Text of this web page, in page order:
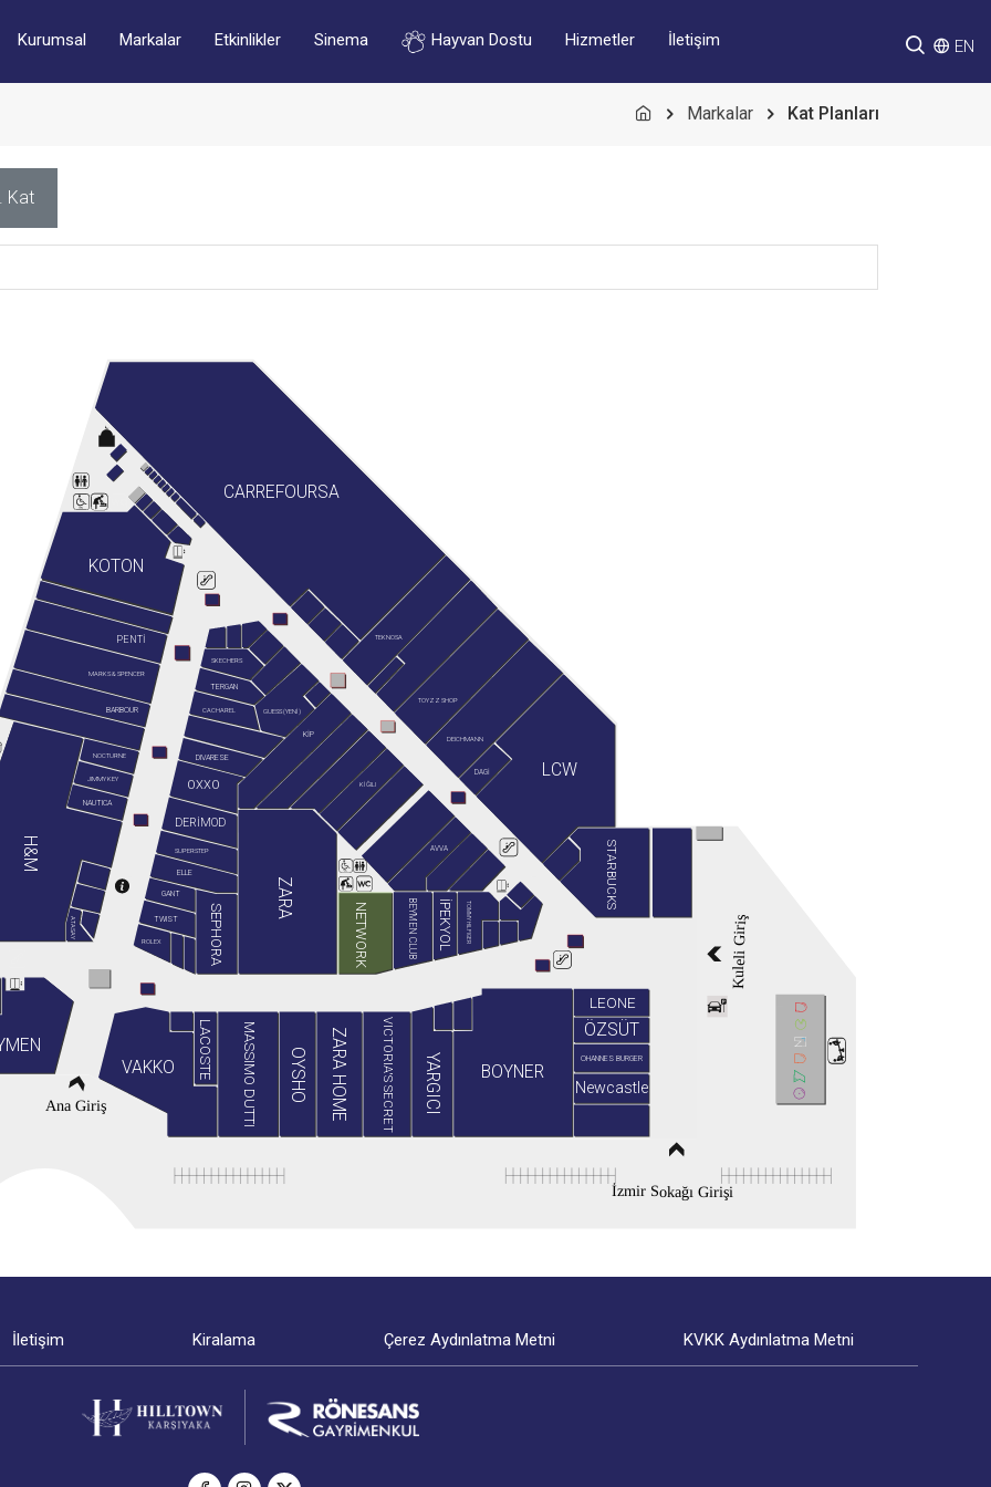
Kurumsal Markalar Etkinlikler Sinema Hayvan Dostu Hizmetler İletişim EN
Markalar Kat Planları
Kat
Ana Giriş
İzmir Sokağı Girişi
Kuleli Giriş
ATASAY
AVVA
BARBOUR
BEYMEN CLUB
BOYNER
CACHAREL
CARREFOURSA
DAGİ
DEICHMANN
DERİMOD
DIVARESE
ELLE
GANT
H&M
İPEKYOL
JIMMY KEY
KİĞILI
KİP
KOTON
LACOSTE
LCW
LEONE
MARKS & SPENCER
MASSIMO DUTTI
NAUTICA
NETWORK
NOCTURNE
OHANNES BURGER
OXXO
OYSHO
ÖZSÜT
PENTİ
ROLEX SEPHORA
SKECHERS
STARBUCKS
SUPERSTEP
TEKNOSA
TERGAN
TOMMY HILFIGER
TOYZZ SHOP
TWIST
VAKKO VICTORIA'S SECRET YARGICI
ZARA
ZARA HOME Newcastle
GUESS (YENİ)
İletişim Kiralama Çerez Aydınlatma Metni KVKK Aydınlatma Metni